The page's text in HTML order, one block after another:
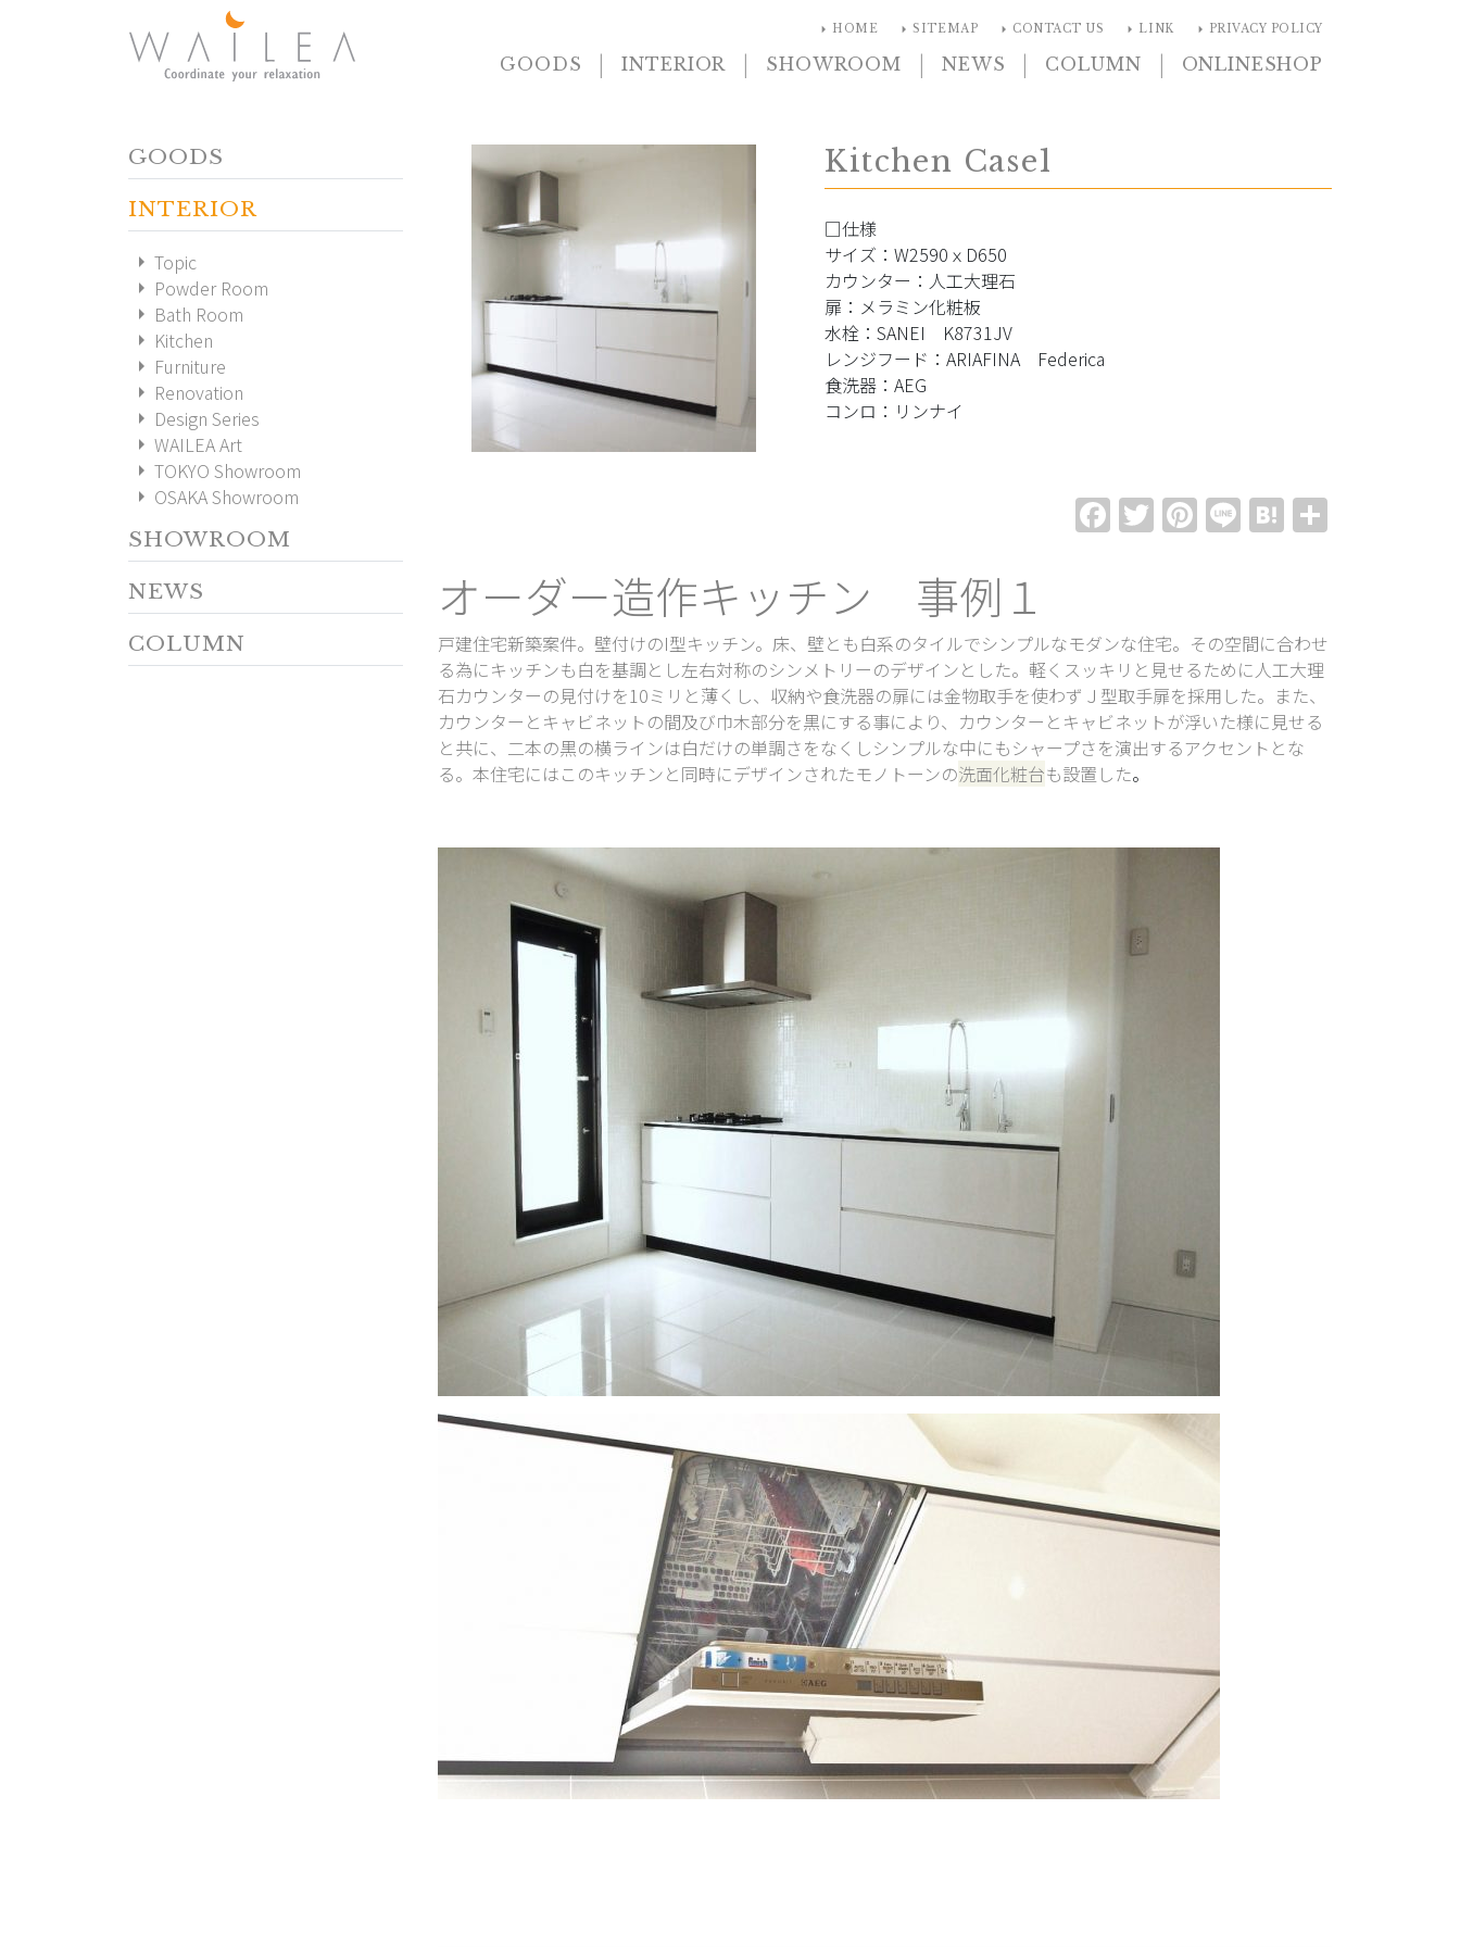
arrow_right HOME arrow_right SITEMAP arrow_right CONTACT US arrow_right LINK arrow_right PRIVACY POLICY
GOODS | INTERIOR | SHOWROOM | NEWS | COLUMN | ONLINESHOP
GOODS
INTERIOR
arrow_right Topic
arrow_right Powder Room
arrow_right Bath Room
arrow_right Kitchen
arrow_right Furniture
arrow_right Renovation
arrow_right Design Series
arrow_right WAILEA Art
arrow_right TOKYO Showroom
arrow_right OSAKA Showroom
SHOWROOM
NEWS
COLUMN
Kitchen Case1
□仕様
サイズ：W2590ｘD650
カウンター：人工大理石
扉：メラミン化粧板
水栓：SANEI K8731JV
レンジフード：ARIAFINA Federica
食洗器：AEG
コンロ：リンナイ
Facebook
Twitter
Pinterest
LineHatena
オーダー造作キッチン 事例１
戸建住宅新築案件。壁付けのI型キッチン。床、壁とも白系のタイルでシンプルなモダンな住宅。その空間に合わせ
る為にキッチンも白を基調とし左右対称のシンメトリーのデザインとした。軽くスッキリと見せるために人工大理
石カウンターの見付けを10ミリと薄くし、収納や食洗器の扉には金物取手を使わずＪ型取手扉を採用した。また、
カウンターとキャビネットの間及び巾木部分を黒にする事により、カウンターとキャビネットが浮いた様に見せる
と共に、二本の黒の横ラインは白だけの単調さをなくしシンプルな中にもシャープさを演出するアクセントとな
る。本住宅にはこのキッチンと同時にデザインされたモノトーンの洗面化粧台も設置した。